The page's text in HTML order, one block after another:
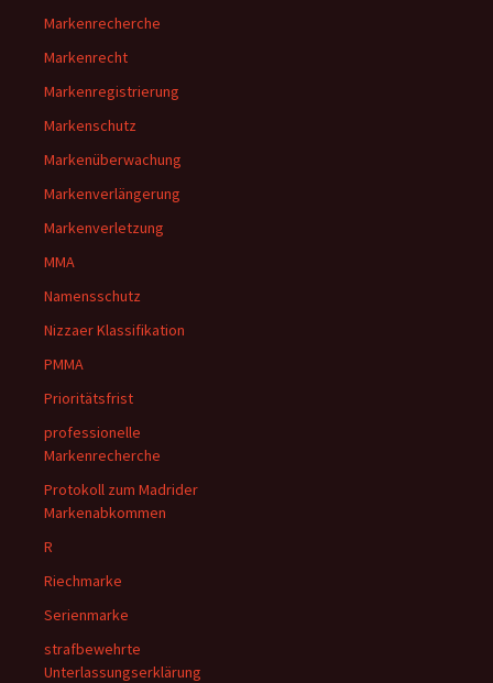
Markenrecherche
Markenrecht
Markenregistrierung
Markenschutz
Markenüberwachung
Markenverlängerung
Markenverletzung
MMA
Namensschutz
Nizzaer Klassifikation
PMMA
Prioritätsfrist
professionelle
Markenrecherche
Protokoll zum Madrider
Markenabkommen
R
Riechmarke
Serienmarke
strafbewehrte
Unterlassungserklärung